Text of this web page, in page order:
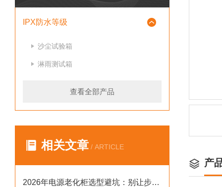
IPX防水等级
沙尘试验箱
淋雨测试箱
查看全部产品
相关文章 / ARTICLE
2026年电源老化柜选型避坑：别让步进低配拖累审核与数据
产